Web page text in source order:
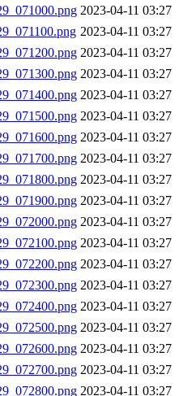
2023-04-11 03:27
2023-04-11 03:27
2023-04-11 03:27
2023-04-11 03:27
2023-04-11 03:27
2023-04-11 03:27
2023-04-11 03:27
2023-04-11 03:27
2023-04-11 03:27
2023-04-11 03:27
2023-04-11 03:27
2023-04-11 03:27
2023-04-11 03:27
2023-04-11 03:27
2023-04-11 03:27
2023-04-11 03:27
2023-04-11 03:27
2023-04-11 03:27
2023-04-11 03:27